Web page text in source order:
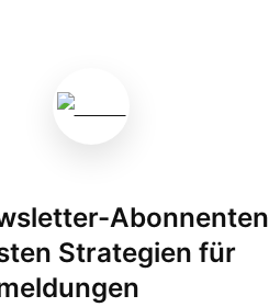
Abonnenten
Strategien für